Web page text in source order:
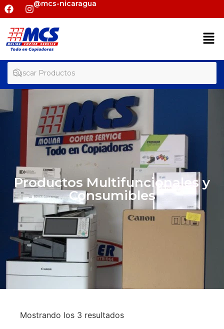
@mcs-nicaragua
Productos Multifuncionales y
Consumibles
Mostrando los 3 resultados